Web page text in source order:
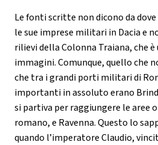
Le fonti scritte non dicono da
le sue imprese militari in Dacia e
rilievi della Colonna Traiana, che
immagini. Comunque, quello che
che tra i grandi porti militari di
importanti in assoluto erano
si partiva per raggiungere le aree
romano, e Ravenna. Questo lo
quando l’imperatore Claudio,